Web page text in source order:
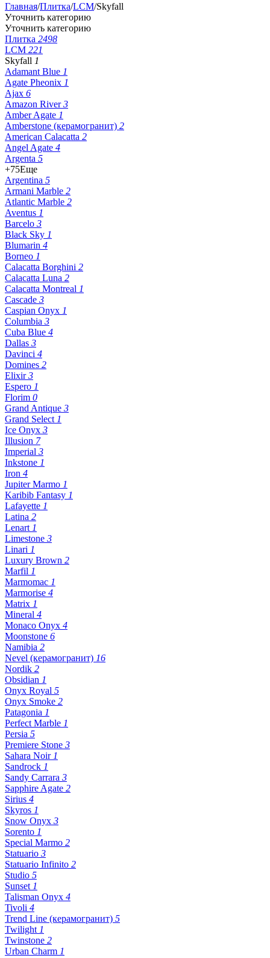
Главная/Плитка/LCM/Skyfall
Уточнить категорию
Уточнить категорию
Плитка 2498
LCM 221
Skyfall 1
Adamant Blue 1
Agate Pheonix 1
Ajax 6
Amazon River3
Amber Agate 1
Amberstone (керамогранит) 2
American Calacatta 2
Angel Agate 4
Argenta 5
+75Еще
Argentina 5
Armani Marble 2
Atlantic Marble 2
Aventus 1
Barcelo 3
Black Sky 1
Blumarin 4
Borneo 1
Calacatta Borghini 2
Calacatta Luna 2
Calacatta Montreal 1
Cascade 3
Caspian Onyx 1
Columbia 3
Cuba Blue 4
Dallas 3
Davinci 4
Domines 2
Elixir3
Espero 1
Florim 0
Grand Antique 3
Grand Select 1
Ice Onyx 3
Illusion 7
Imperial 3
Inkstone 1
Iron 4
Jupiter Marmo 1
Karibib Fantasy 1
Lafayette 1
Latina 2
Lenart 1
Limestone 3
Linari 1
Luxury Brown 2
Marfil 1
Marmomac 1
Marmorise 4
Matrix 1
Mineral 4
Monaco Onyx 4
Moonstone 6
Namibia 2
Nevel (керамогранит) 16
Nordik 2
Obsidian 1
Onyx Royal 5
Onyx Smoke 2
Patagonia 1
Perfect Marble 1
Persia 5
Premiere Stone 3
Sahara Noir 1
Sandrock 1
Sandy Carrara 3
Sapphire Agate 2
Sirius 4
Skyros 1
Snow Onyx 3
Sorento 1
Special Marmo 2
Statuario 3
Statuario Infinito 2
Studio 5
Sunset 1
Talisman Onyx 4
Tivoli 4
Trend Line (керамогранит) 5
Twilight 1
Twinstone 2
Urban Charm 1